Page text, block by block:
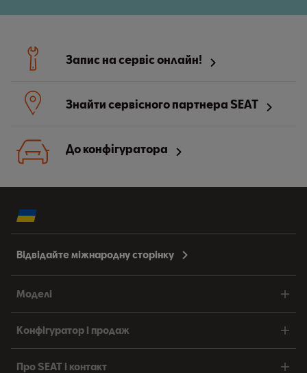
Запис на сервіс онлайн!
Знайти сервісного партнера SEAT
До конфігуратора
Відвідайте міжнародну сторінку
Моделі
Конфігуратор і продаж
Про SEAT і контакт